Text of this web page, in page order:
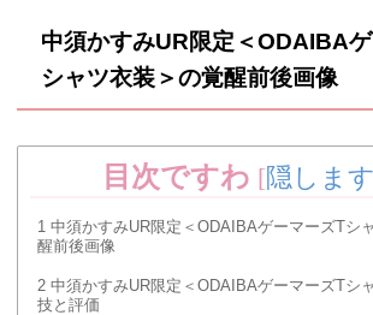
中須かすみUR限定＜ODAIBA
シャツ衣装＞の覚醒前後画像
目次ですわ [隠しま
1 中須かすみUR限定＜ODAIBAゲーマーズTシ
醒前後画像
2 中須かすみUR限定＜ODAIBAゲーマーズTシ
技と評価